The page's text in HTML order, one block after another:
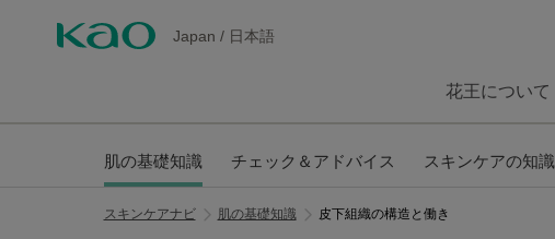
Japan / 日本語
花王について
肌の基礎知識 チェック＆アドバイス スキンケアの知識
スキンケアナビ 肌の基礎知識 皮下組織の構造と働き